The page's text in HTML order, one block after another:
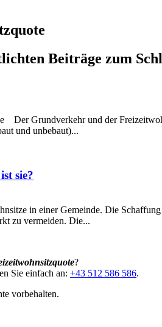
Beiträge zum
Grundverkehr und der
und unbebaut)...
sie?
in einer Gemeinde. Die
zu vermeiden. Die...
?
Sie einfach an: +43 512 586 586.
vorbehalten.